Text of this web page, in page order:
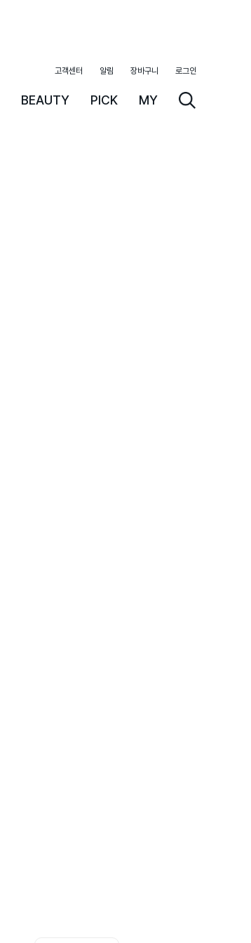
BEAUTY PICK MY
고객센터 알림 장바구니 로그인